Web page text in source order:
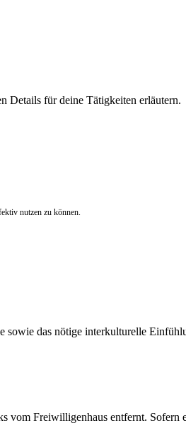
Details für deine Tätigkeiten erläutern.
nutzen zu können.
sowie das nötige interkulturelle
vom Freiwilligenhaus entfernt. Sofern